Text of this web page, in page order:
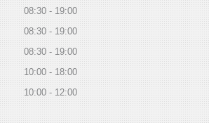
08:30
19:00
08:30
19:00
08:30
19:00
10:00
18:00
10:00 12:00